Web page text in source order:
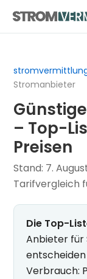
Stromanbieter
– Top-
Preisen
Stand: 7.
Tarifvergleich
Die Top-
Anbieter für
Verbrauch: